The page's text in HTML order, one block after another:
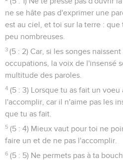
ne se hâte pas d'exprimer une
est au ciel, et toi sur la terre : que
peu nombreuses.
3 (5 : 2) Car, si les songes
occupations, la voix de l'insensé
multitude des paroles.
4 (5 : 3) Lorsque tu as fait un voeu
l'accomplir, car il n'aime pas les
que tu as fait.
5 (5 : 4) Mieux vaut pour toi ne
faire un et de ne pas l'accomplir.
6 (5 : 5) Ne permets pas à ta